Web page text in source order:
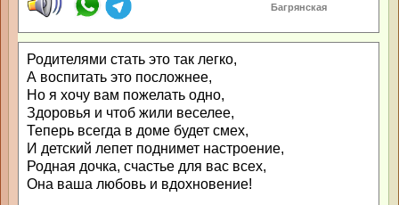
Багрянская
Родителями стать это так легко,
А воспитать это посложнее,
Но я хочу вам пожелать одно,
Здоровья и чтоб жили веселее,
Теперь всегда в доме будет смех,
И детский лепет поднимет настроение,
Родная дочка, счастье для вас всех,
Она ваша любовь и вдохновение!